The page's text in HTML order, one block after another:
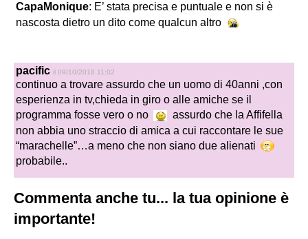
CapaMonique: E’ stata precisa e puntuale e non si è
nascosta dietro un dito come qualcun altro
pacific il 09/10/2018 11:02
continuo a trovare assurdo che un uomo di 40anni ,con
esperienza in tv,chieda in giro o alle amiche se il
programma fosse vero o no
assurdo che la Affifella
non abbia uno straccio di amica a cui raccontare le sue
“marachelle”…a meno che non siano due alienati
probabile..
Commenta anche tu... la tua opinione è
importante!